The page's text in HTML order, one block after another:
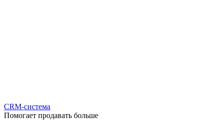
CRM-система
Помогает продавать больше